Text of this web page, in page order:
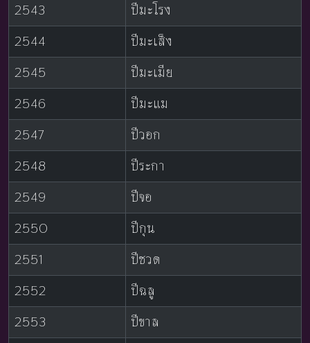
2543
ปีมะโรง
2544
ปีมะเส็ง
2545
ปีมะเมีย
2546
ปีมะแม
2547
ปีวอก
2548
ปีระกา
2549
ปีจอ
2550
ปีกุน
2551
ปีชวด
2552
ปีฉลู
2553
ปีขาล